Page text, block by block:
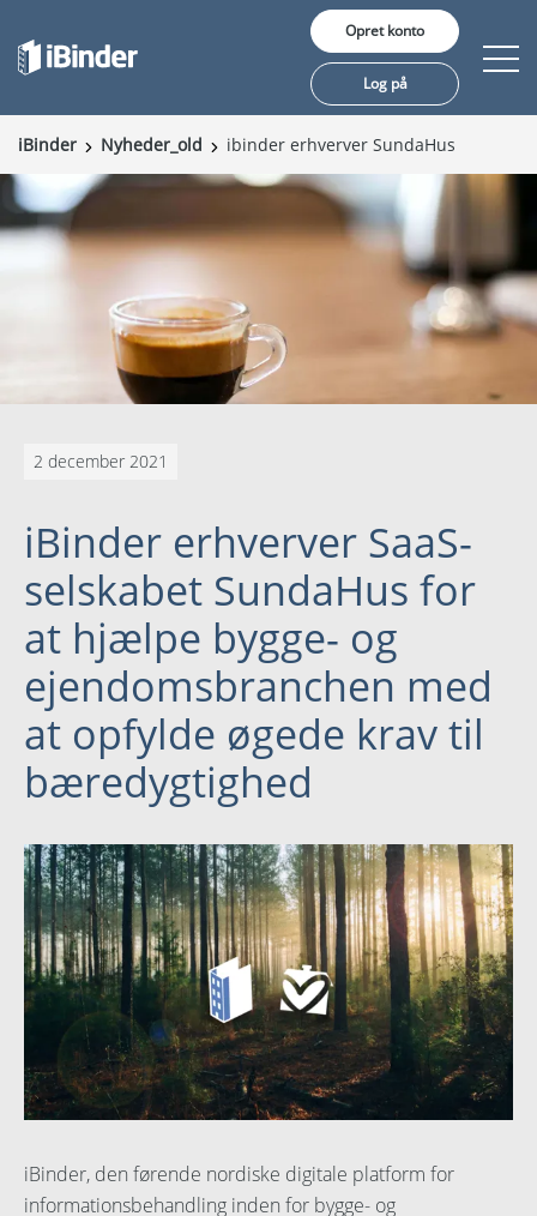
Produkter
Pris
Referencer
Om iBinder
Sprog:
English
Nederlands
Norsk
Polski
Slovenčina
Suomi
United States
Svenska
Spansk
Opret konto
Log på
iBinder Nyheder_old ibinder erhverver SundaHus
2 december 2021
iBinder erhverver SaaS-
selskabet SundaHus for
at hjælpe bygge- og
ejendomsbranchen med
at opfylde øgede krav til
bæredygtighed
iBinder, den førende nordiske digitale platform for
informationsbehandling inden for bygge- og